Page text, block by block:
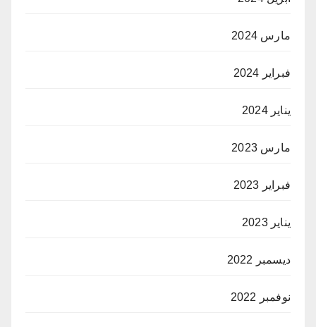
مارس 2024
فبراير 2024
يناير 2024
مارس 2023
فبراير 2023
يناير 2023
ديسمبر 2022
نوفمبر 2022